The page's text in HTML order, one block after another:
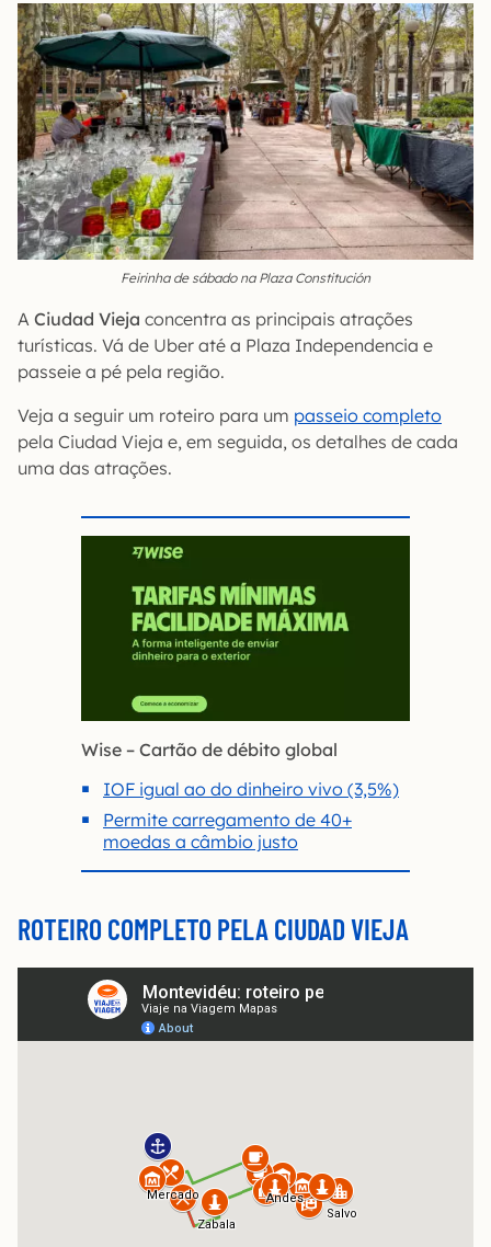
Feirinha de sábado na Plaza Constitución
A Ciudad Vieja concentra as principais atrações
turísticas. Vá de Uber até a Plaza Independencia e
passeie a pé pela região.
Veja a seguir um roteiro para um passeio completo
pela Ciudad Vieja e, em seguida, os detalhes de cada
uma das atrações.
Wise – Cartão de débito global
IOF igual ao do dinheiro vivo (3,5%)
Permite carregamento de 40+
moedas a câmbio justo
ROTEIRO COMPLETO PELA CIUDAD VIEJA